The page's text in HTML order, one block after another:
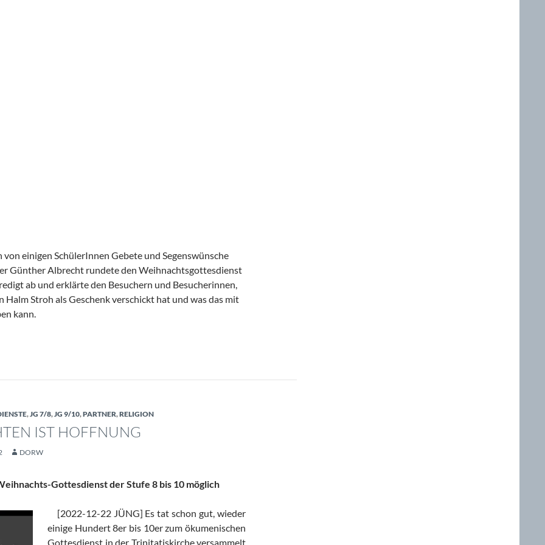
einigen SchülerInnen Gebete und Segenswünsche
Günther Albrecht rundete den Weihnachtsgottesdienst
ab und erklärte den Besuchern und Besucherinnen,
Halm Stroh als Geschenk verschickt hat und was das mit
kann.
Frieden
,JG 7/8,JG 9/10,PARTNER,RELIGION
IST HOFFNUNG
DORW
Gottesdienst der Stufe 8 bis 10 möglich
[2022-12-22 JÜNG] Es tat schon gut, wieder
einige Hundert 8er bis 10er zum ökumenischen
Gottesdienst in der Trinitatiskirche versammelt